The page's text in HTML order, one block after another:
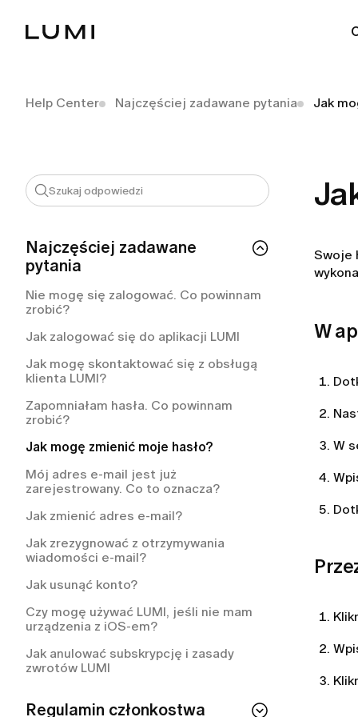
Help Center Najczęściej zadawane pytania Jak
Najczęściej zadawane
pytania
Nie mogę się zalogować. Co powinnam
zrobić?
Jak zalogować się do aplikacji LUMI
Jak mogę skontaktować się z obsługą
klienta LUMI?
Zapomniałam hasła. Co powinnam
zrobić?
Jak mogę zmienić moje hasło?
Mój adres e-mail jest już
zarejestrowany. Co to oznacza?
Jak zmienić adres e-mail?
Jak zrezygnować z otrzymywania
wiadomości e-mail?
Jak usunąć konto?
Czy mogę używać LUMI, jeśli nie mam
urządzenia z iOS-em?
Jak anulować subskrypcję i zasady
zwrotów LUMI
Regulamin członkostwa
Swoje
W
W